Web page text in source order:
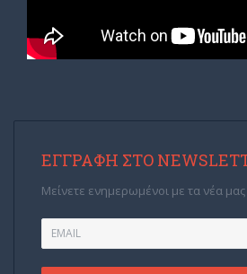
ΕΓΓΡΑΦΉ ΣΤΟ
Μείνετε ενημερωμένοι με τα νέα μας